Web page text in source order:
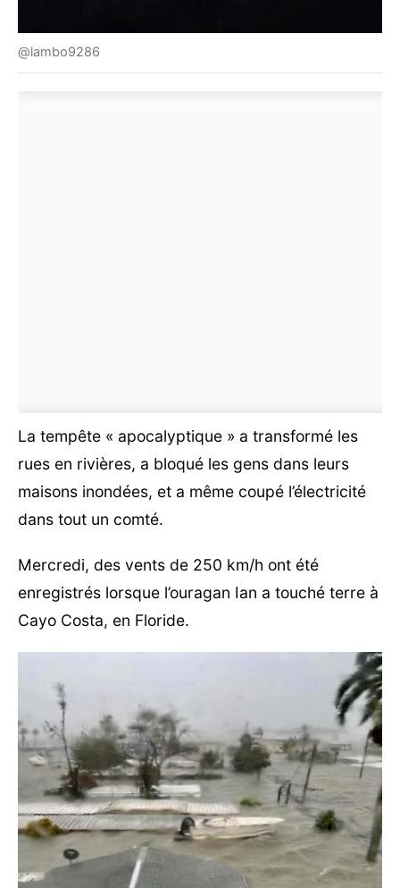
@lambo9286
La tempête « apocalyptique » a transformé les
rues en rivières, a bloqué les gens dans leurs
maisons inondées, et a même coupé l’électricité
dans tout un comté.
Mercredi, des vents de 250 km/h ont été
enregistrés lorsque l’ouragan Ian a touché terre à
Cayo Costa, en Floride.